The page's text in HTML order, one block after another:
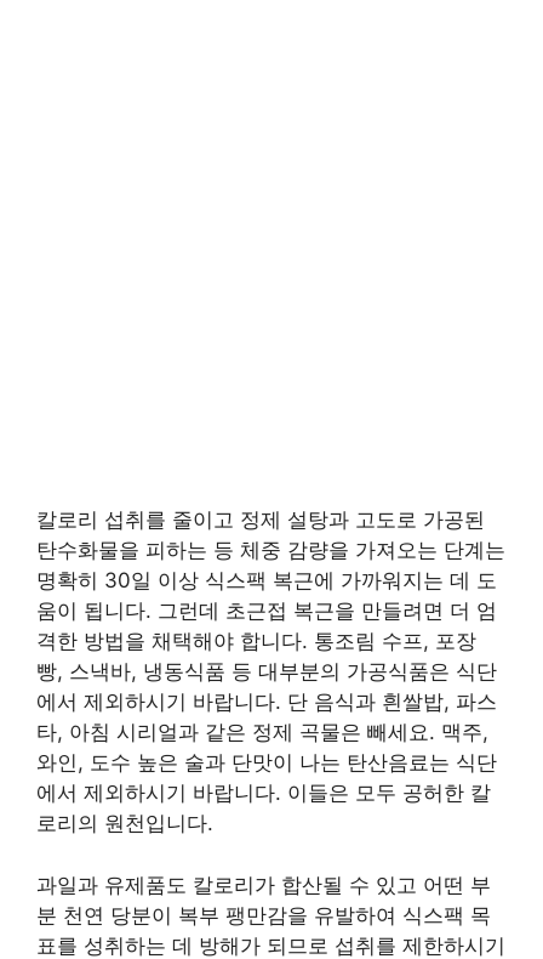
칼로리 섭취를 줄이고 정제 설탕과 고도로 가공된
탄수화물을 피하는 등 체중 감량을 가져오는 단계는
명확히 30일 이상 식스팩 복근에 가까워지는 데 도
움이 됩니다. 그런데 초근접 복근을 만들려면 더 엄
격한 방법을 채택해야 합니다. 통조림 수프, 포장
빵, 스낵바, 냉동식품 등 대부분의 가공식품은 식단
에서 제외하시기 바랍니다. 단 음식과 흰쌀밥, 파스
타, 아침 시리얼과 같은 정제 곡물은 빼세요. 맥주,
와인, 도수 높은 술과 단맛이 나는 탄산음료는 식단
에서 제외하시기 바랍니다. 이들은 모두 공허한 칼
로리의 원천입니다.
과일과 유제품도 칼로리가 합산될 수 있고 어떤 부
분 천연 당분이 복부 팽만감을 유발하여 식스팩 목
표를 성취하는 데 방해가 되므로 섭취를 제한하시기